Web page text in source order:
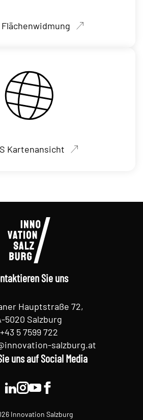
Flächenwidmung
Kartenansicht
Sie uns
Hauptstraße 72,
5020 Salzburg
+43 5 7599 722
salzburg.at
uns auf Social Media
Innovation Salzburg